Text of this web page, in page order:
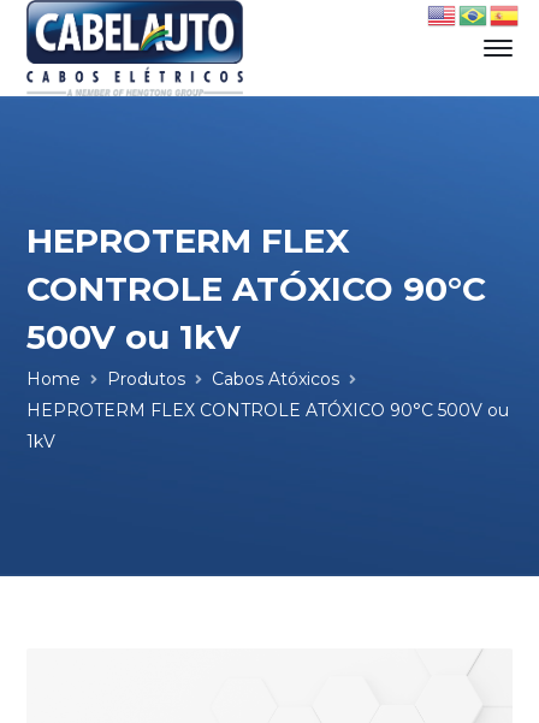
HEPROTERM FLEX
CONTROLE ATÓXICO 90°C
500V ou 1kV
Home Produtos
Cabos Atóxicos
HEPROTERM FLEX CONTROLE ATÓXICO 90°C 500V ou
1kV